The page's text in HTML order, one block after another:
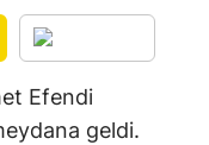
Efendi
geldi.